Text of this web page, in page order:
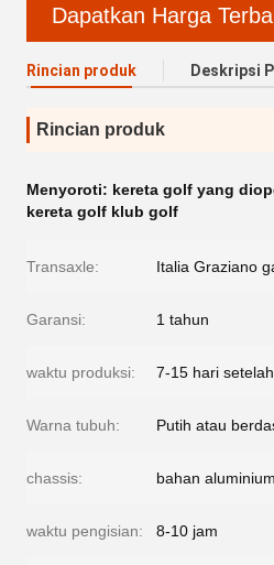
Dapatkan Harga
Rincian produk Deskripsi
Rincian produk
Menyoroti: kereta golf yang
kereta golf klub golf
Transaxle: Italia Graziano
Garansi: 1 tahun
waktu produksi: 7-15 hari
Warna tubuh: Putih atau
chassis: bahan aluminium
waktu pengisian: 8-10 jam